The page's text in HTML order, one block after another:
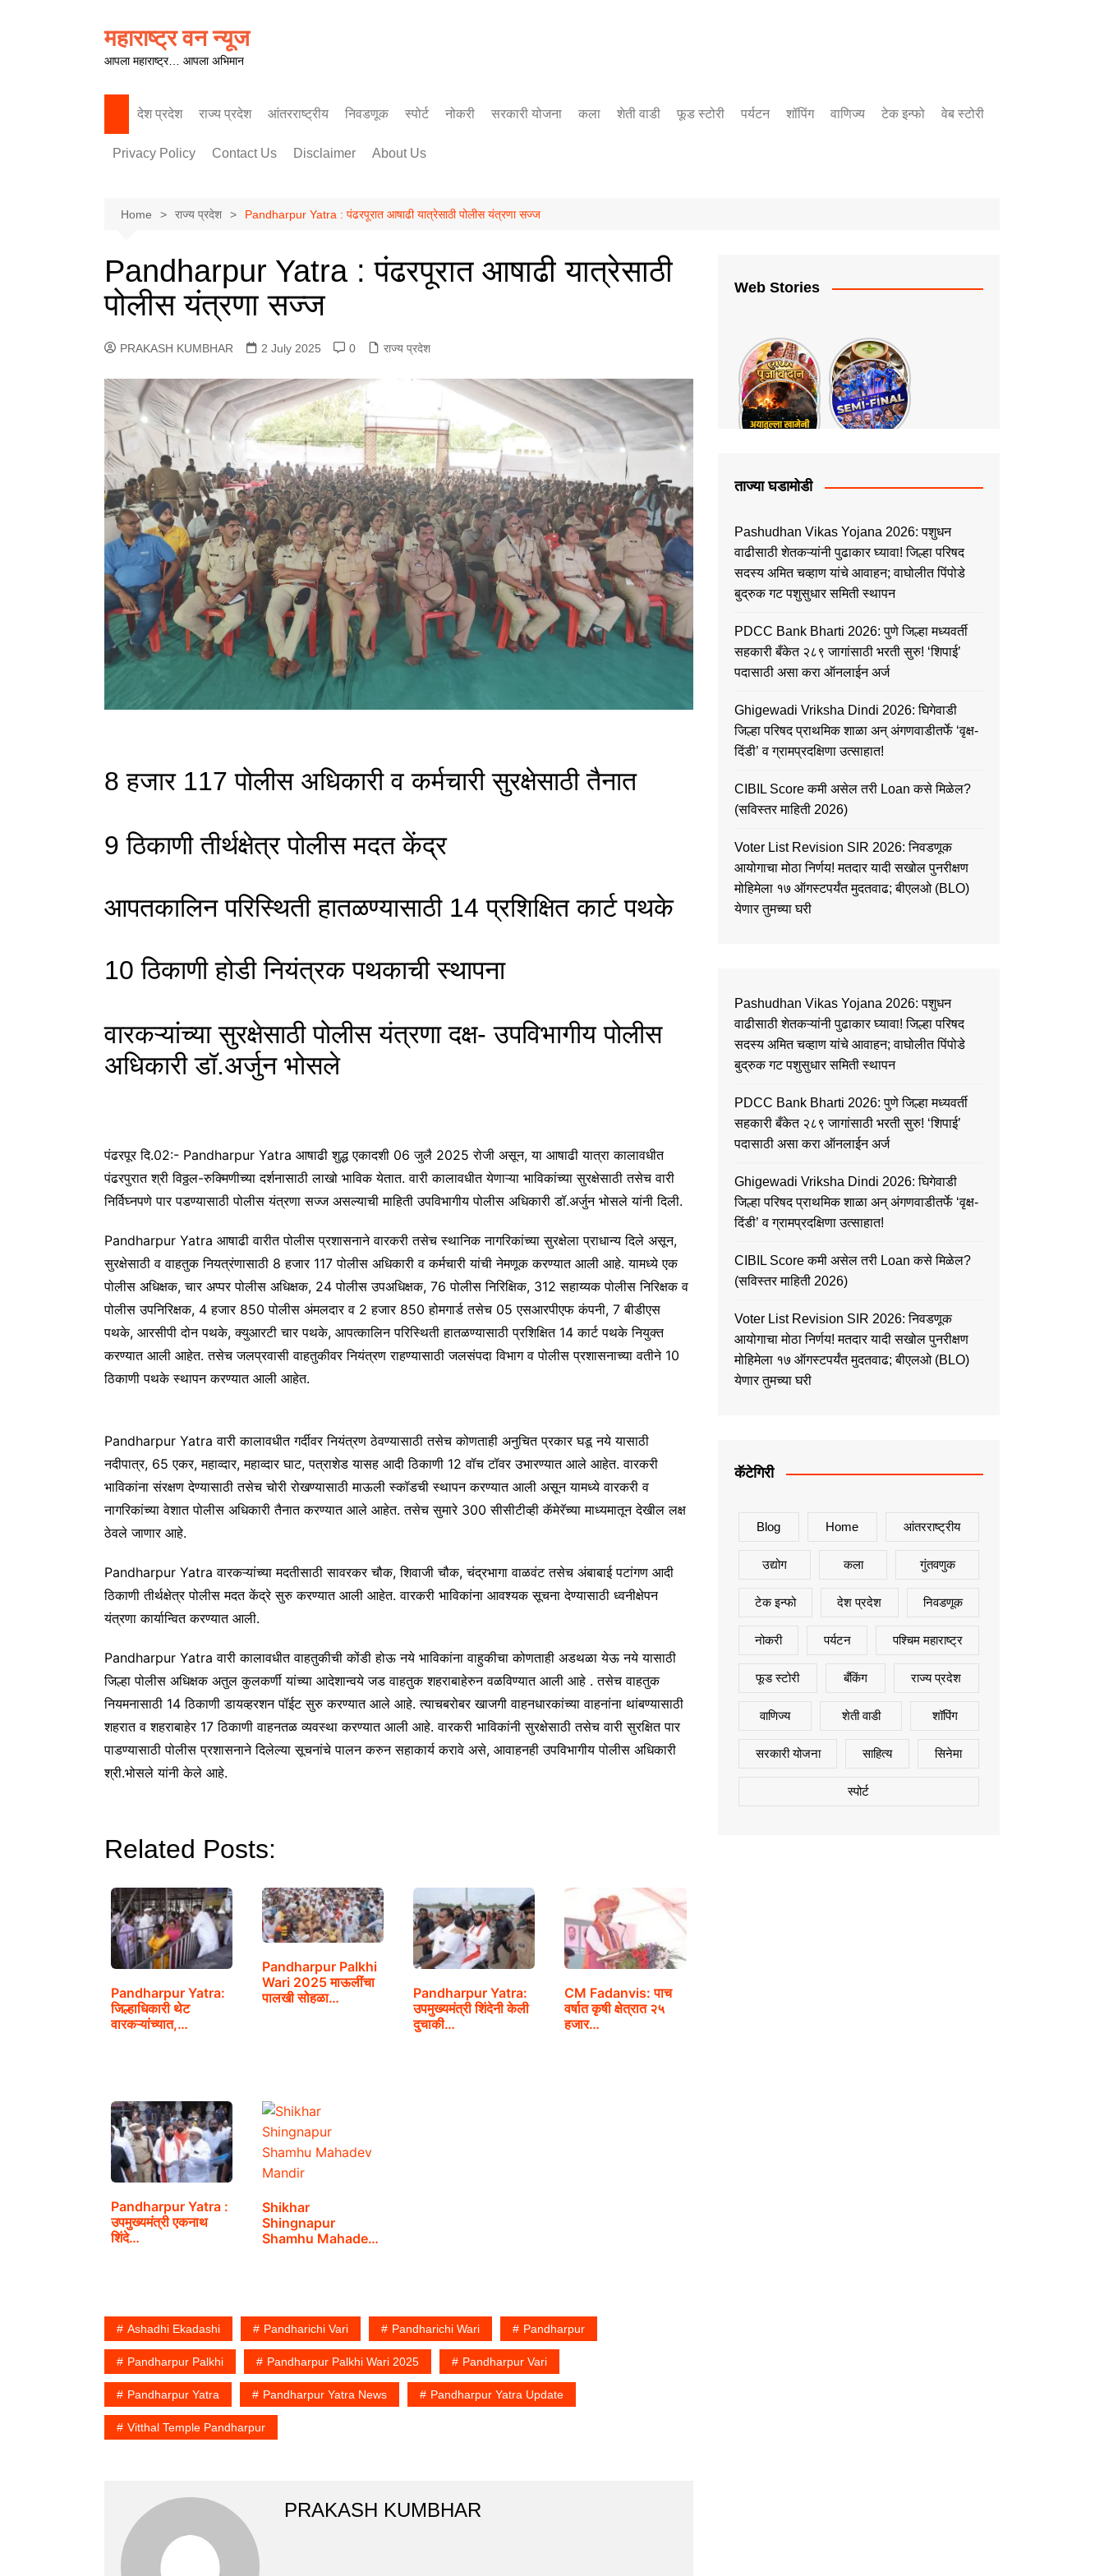
महाराष्ट्र वन न्यूज
आपला महाराष्ट्र… आपला अभिमान
देश प्रदेश राज्य प्रदेश
पश्चिम महाराष्ट्र
आंतरराष्ट्रीय निवडणूक स्पोर्ट नोकरी सरकारी योजना कला शेती वाडी फूड स्टोरी पर्यटन शॉपिंग वाणिज्य टेक इन्फो वेब स्टोरी
Privacy Policy Contact Us Disclaimer About Us
Home राज्य प्रदेश Pandharpur Yatra : पंढरपूरात आषाढी यात्रेसाठी पोलीस यंत्रणा सज्ज
Pandharpur Yatra : पंढरपूरात आषाढी यात्रेसाठी
पोलीस यंत्रणा सज्ज
PRAKASH KUMBHAR 2 July 2025 0 राज्य प्रदेश
8 हजार 117 पोलीस अधिकारी व कर्मचारी सुरक्षेसाठी तैनात
9 ठिकाणी तीर्थक्षेत्र पोलीस मदत केंद्र
आपतकालिन परिस्थिती हातळण्यासाठी 14 प्रशिक्षित कार्ट पथके
10 ठिकाणी होडी नियंत्रक पथकाची स्थापना
वारकऱ्यांच्या सुरक्षेसाठी पोलीस यंत्रणा दक्ष- उपविभागीय पोलीस
अधिकारी डॉ.अर्जुन भोसले
पंढरपूर दि.02:- Pandharpur Yatra आषाढी शुद्ध एकादशी 06 जुलै 2025 रोजी असून, या आषाढी यात्रा कालावधीत
पंढरपुरात श्री विठ्ठल-रुक्मिणीच्या दर्शनासाठी लाखो भाविक येतात. वारी कालावधीत येणाऱ्या भाविकांच्या सुरक्षेसाठी तसेच वारी
निर्विघ्नपणे पार पडण्यासाठी पोलीस यंत्रणा सज्ज असल्याची माहिती उपविभागीय पोलीस अधिकारी डॉ.अर्जुन भोसले यांनी दिली.
Pandharpur Yatra आषाढी वारीत पोलीस प्रशासनाने वारकरी तसेच स्थानिक नागरिकांच्या सुरक्षेला प्राधान्य दिले असून,
सुरक्षेसाठी व वाहतुक नियत्रंणासाठी 8 हजार 117 पोलीस अधिकारी व कर्मचारी यांची नेमणूक करण्यात आली आहे. यामध्ये एक
पोलीस अधिक्षक, चार अप्पर पोलीस अधिक्षक, 24 पोलीस उपअधिक्षक, 76 पोलीस निरिक्षिक, 312 सहाय्यक पोलीस निरिक्षक व
पोलीस उपनिरिक्षक, 4 हजार 850 पोलीस अंमलदार व 2 हजार 850 होमगार्ड तसेच 05 एसआरपीएफ कंपनी, 7 बीडीएस
पथके, आरसीपी दोन पथके, क्युआरटी चार पथके, आपत्‍कालिन परिस्थिती हातळण्यासाठी प्रशिक्षित 14 कार्ट पथके नियुक्त
करण्यात आली आहेत. तसेच जलप्रवासी वाहतुकीवर नियंत्रण राहण्यासाठी जलसंपदा विभाग व पोलीस प्रशासनाच्या वतीने 10
ठिकाणी पथके स्थापन करण्यात आली आहेत.
Pandharpur Yatra वारी कालावधीत गर्दीवर नियंत्रण ठेवण्यासाठी तसेच कोणताही अनुचित प्रकार घडू नये यासाठी
नदीपात्र, 65 एकर, महाव्दार, महाव्दार घाट, पत्राशेड यासह आदी ठिकाणी 12 वॉच टॉवर उभारण्यात आले आहेत. वारकरी
भाविकांना संरक्षण देण्यासाठी तसेच चोरी रोखण्यासाठी माऊली स्कॉडची स्थापन करण्यात आली असून यामध्ये वारकरी व
नागरिकांच्या वेशात पोलीस अधिकारी तैनात करण्यात आले आहेत. तसेच सुमारे 300 सीसीटीव्ही कॅमेरॅच्या माध्यमातून देखील लक्ष
ठेवले जाणार आहे.
Pandharpur Yatra वारकऱ्यांच्या मदतीसाठी सावरकर चौक, शिवाजी चौक, चंद्रभागा वाळवंट तसेच अंबाबाई पटांगण आदी
ठिकाणी तीर्थक्षेत्र पोलीस मदत केंद्रे सुरु करण्यात आली आहेत. वारकरी भाविकांना आवश्यक सूचना देण्यासाठी ध्वनीक्षेपन
यंत्रणा कार्यान्वित करण्यात आली.
Pandharpur Yatra वारी कालावधीत वाहतुकीची कोंडी होऊ नये भाविकांना वाहुकीचा कोणताही अडथळा येऊ नये यासाठी
जिल्हा पोलीस अधिक्षक अतुल कुलकर्णी यांच्या आदेशान्वये जड वाहतुक शहराबाहेरुन वळविण्यात आली आहे . तसेच वाहतुक
नियमनासाठी 14 ठिकाणी डायव्हरशन पॉईट सुरु करण्यात आले आहे. त्याचबरोबर खाजगी वाहनधारकांच्या वाहनांना थांबण्यासाठी
शहरात व शहराबाहेर 17 ठिकाणी वाहनतळ व्यवस्था करण्यात आली आहे. वारकरी भाविकांनी सुरक्षेसाठी तसेच वारी सुरक्षित पार
पाडण्यासाठी पोलीस प्रशासनाने दिलेल्या सूचनांचे पालन करुन सहाकार्य करावे असे, आवाहनही उपविभागीय पोलीस अधिकारी
श्री.भोसले यांनी केले आहे.
Related Posts:
Pandharpur Yatra:
जिल्हाधिकारी थेट
वारकऱ्यांच्यात,…
Pandharpur Palkhi
Wari 2025 माऊलींचा
पालखी सोहळा…
Pandharpur Yatra:
उपमुख्यमंत्री शिंदेनी केली
दुचाकी…
CM Fadanvis: पाच
वर्षात कृषी क्षेत्रात २५
हजार…
Pandharpur Yatra :
उपमुख्यमंत्री एकनाथ
शिंदे…
Shikhar
Shingnapur
Shamhu Mahadev
Ashadhi Ekadashi Pandharichi Vari Pandharichi Wari Pandharpur
Pandharpur Palkhi Pandharpur Palkhi Wari 2025 Pandharpur Vari
Pandharpur Yatra Pandharpur Yatra News Pandharpur Yatra Update
Vitthal Temple Pandharpur
PRAKASH KUMBHAR
Web Stories
ताज्या घडामोडी
Pashudhan Vikas Yojana 2026: पशुधन
वाढीसाठी शेतकऱ्यांनी पुढाकार घ्यावा! जिल्हा परिषद
सदस्य अमित चव्हाण यांचे आवाहन; वाघोलीत पिंपोडे
बुद्रुक गट पशुसुधार समिती स्थापन
PDCC Bank Bharti 2026: पुणे जिल्हा मध्यवर्ती
सहकारी बँकेत २८९ जागांसाठी भरती सुरु! ‘शिपाई’
पदासाठी असा करा ऑनलाईन अर्ज
Ghigewadi Vriksha Dindi 2026: घिगेवाडी
जिल्हा परिषद प्राथमिक शाळा अन् अंगणवाडीतर्फे ‘वृक्ष-
दिंडी’ व ग्रामप्रदक्षिणा उत्साहात!
CIBIL Score कमी असेल तरी Loan कसे मिळेल?
(सविस्तर माहिती 2026)
Voter List Revision SIR 2026: निवडणूक
आयोगाचा मोठा निर्णय! मतदार यादी सखोल पुनरीक्षण
मोहिमेला १७ ऑगस्टपर्यंत मुदतवाढ; बीएलओ (BLO)
येणार तुमच्या घरी
Pashudhan Vikas Yojana 2026: पशुधन
वाढीसाठी शेतकऱ्यांनी पुढाकार घ्यावा! जिल्हा परिषद
सदस्य अमित चव्हाण यांचे आवाहन; वाघोलीत पिंपोडे
बुद्रुक गट पशुसुधार समिती स्थापन
PDCC Bank Bharti 2026: पुणे जिल्हा मध्यवर्ती
सहकारी बँकेत २८९ जागांसाठी भरती सुरु! ‘शिपाई’
पदासाठी असा करा ऑनलाईन अर्ज
Ghigewadi Vriksha Dindi 2026: घिगेवाडी
जिल्हा परिषद प्राथमिक शाळा अन् अंगणवाडीतर्फे ‘वृक्ष-
दिंडी’ व ग्रामप्रदक्षिणा उत्साहात!
CIBIL Score कमी असेल तरी Loan कसे मिळेल?
(सविस्तर माहिती 2026)
Voter List Revision SIR 2026: निवडणूक
आयोगाचा मोठा निर्णय! मतदार यादी सखोल पुनरीक्षण
मोहिमेला १७ ऑगस्टपर्यंत मुदतवाढ; बीएलओ (BLO)
येणार तुमच्या घरी
कॅटेगिरी
Blog Home आंतरराष्ट्रीय
उद्योग कला गुंतवणुक
टेक इन्फो देश प्रदेश निवडणूक
नोकरी पर्यटन पश्चिम महाराष्ट्र
फूड स्टोरी बँकिंग राज्य प्रदेश
वाणिज्य शेती वाडी शॉपिंग
सरकारी योजना साहित्य सिनेमा
स्पोर्ट